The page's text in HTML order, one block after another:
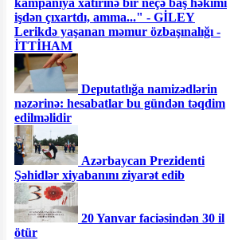
kampaniya xatirinə bir neçə baş həkimi
işdən çıxartdı, amma..." - GİLEY
Lerikdə yaşanan məmur özbaşınalığı -
İTTİHAM
Deputatlığa namizədlərin
nəzərinə: hesabatlar bu gündən təqdim
edilməlidir
Azərbaycan Prezidenti
Şəhidlər xiyabanını ziyarət edib
20 Yanvar faciəsindən 30 il
ötür